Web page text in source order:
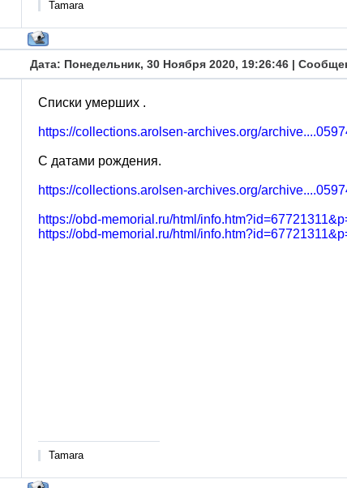
Tamara
Дата: Понедельник, 30 Ноября 2020, 19:26:46 |
Списки умерших .
https://collections.arolsen-archives.org/
С датами рождения.
https://collections.arolsen-archives.org/
https://obd-memorial.ru/html/
https://obd-memorial.ru/html/
Tamara